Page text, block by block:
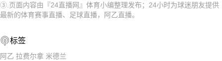
08-12 【亚冠二级】 阿卡达格VSFC果阿
08-12 【俄杯】 FC穆罗姆VS利佩茨克冶金工人
③.页面内容由『24直播网』体育小编整理发布；24小时为球迷朋友提供
最新的体育赛事直播、足球直播，阿乙直播。
标签
阿乙 拉费尔拿 米德兰